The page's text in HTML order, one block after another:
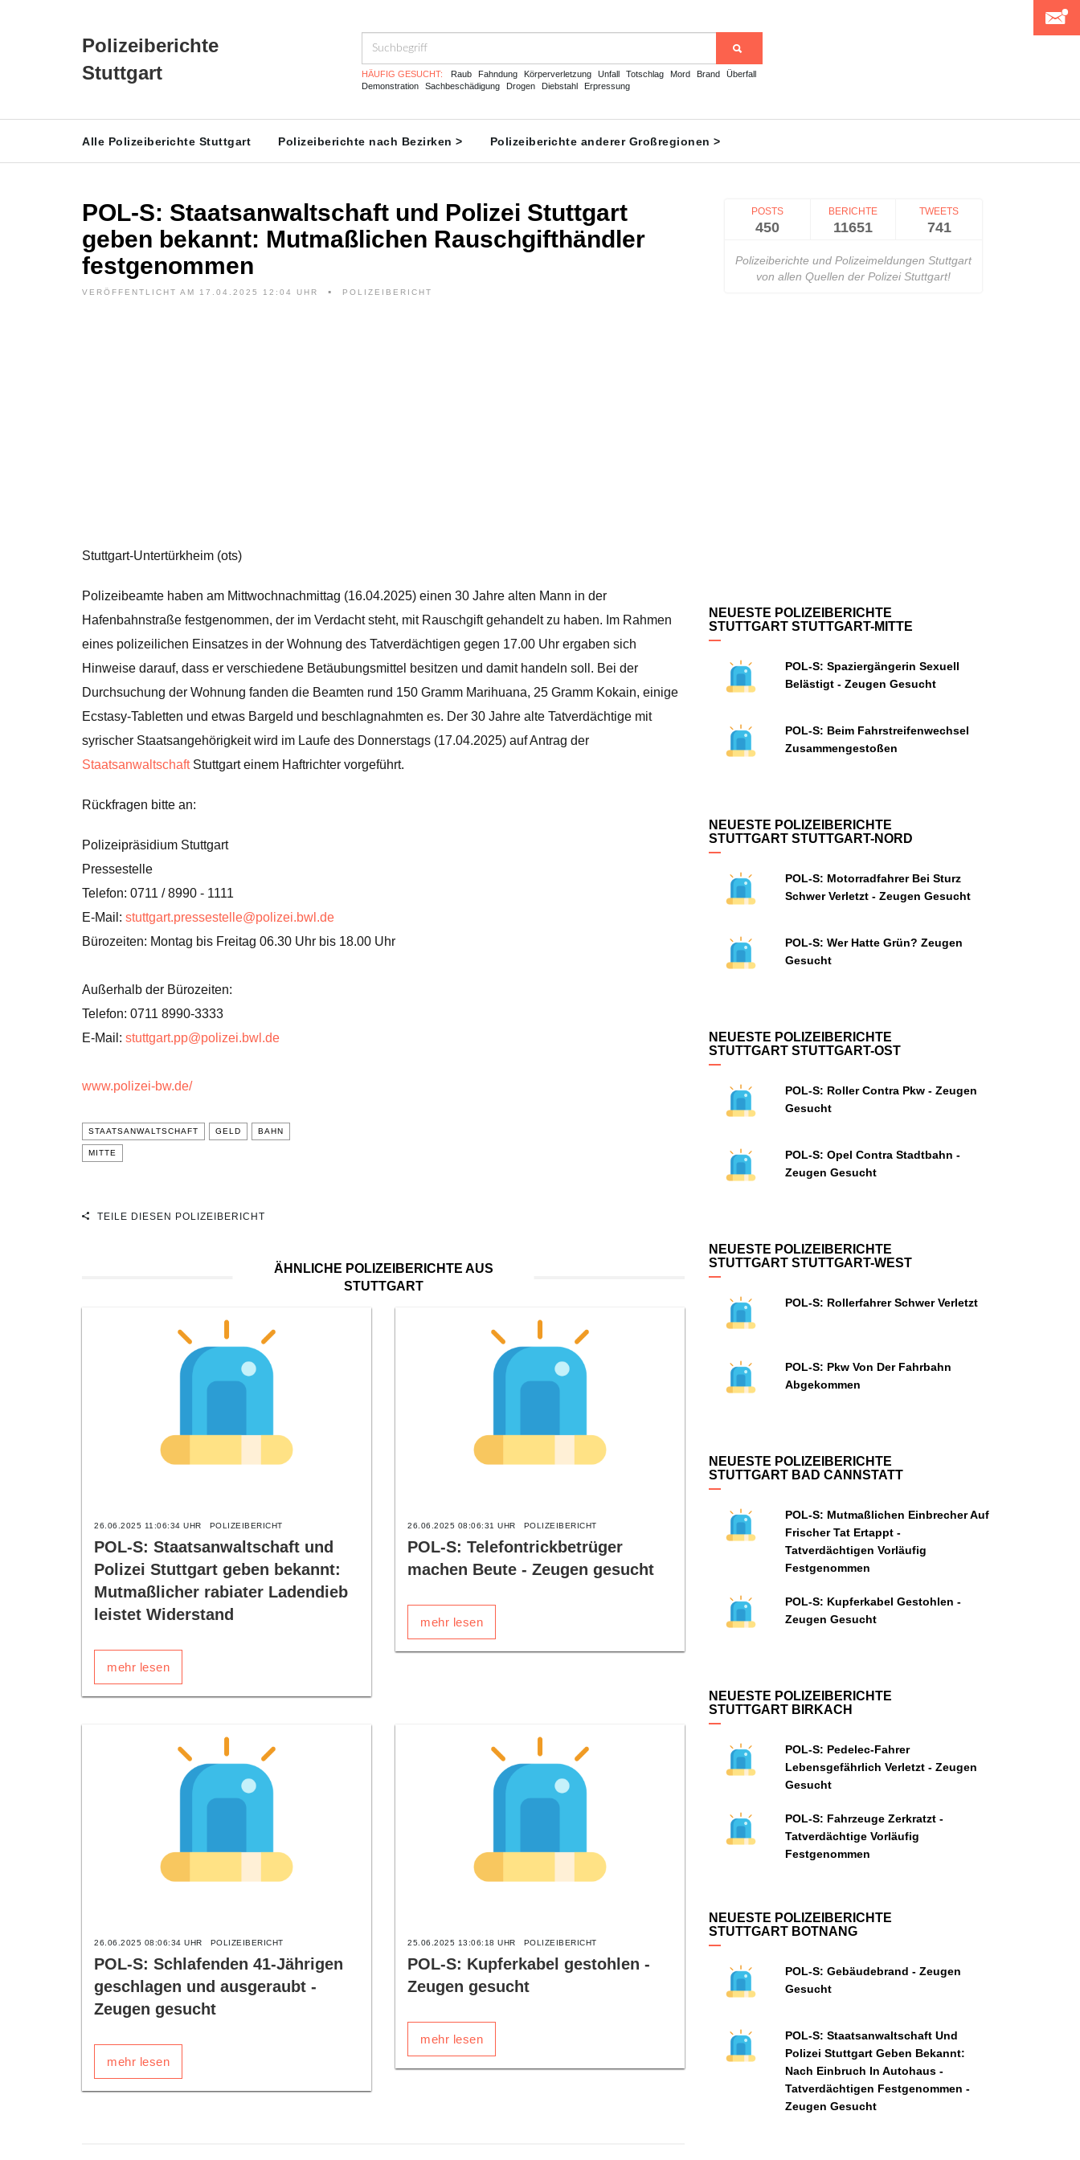
Polizeiberichte
Stuttgart
HÄUFIG GESUCHT: Raub Fahndung Körperverletzung Unfall Totschlag Mord Brand
Überfall
Demonstration
Sachbeschädigung Drogen Diebstahl Erpressung
Alle Polizeiberichte Stuttgart Polizeiberichte nach Bezirken > Polizeiberichte anderer Großregionen >
POL-S: Staatsanwaltschaft und Polizei Stuttgart
geben bekannt: Mutmaßlichen Rauschgifthändler
festgenommen
VERÖFFENTLICHT AM 17.04.2025 12:04 UHR POLIZEIBERICHT
Stuttgart-Untertürkheim (ots)
Polizeibeamte haben am Mittwochnachmittag (16.04.2025) einen 30 Jahre alten Mann in der
Hafenbahnstraße festgenommen, der im Verdacht steht, mit Rauschgift gehandelt zu haben. Im Rahmen
eines polizeilichen Einsatzes in der Wohnung des Tatverdächtigen gegen 17.00 Uhr ergaben sich
Hinweise darauf, dass er verschiedene Betäubungsmittel besitzen und damit handeln soll. Bei der
Durchsuchung der Wohnung fanden die Beamten rund 150 Gramm Marihuana, 25 Gramm Kokain, einige
Ecstasy-Tabletten und etwas Bargeld und beschlagnahmten es. Der 30 Jahre alte Tatverdächtige mit
syrischer Staatsangehörigkeit wird im Laufe des Donnerstags (17.04.2025) auf Antrag der
StaatsanwaltschaftStuttgart einem Haftrichter vorgeführt.
Rückfragen bitte an:
Polizeipräsidium Stuttgart
Pressestelle
Telefon: 0711 / 8990 - 1111
E-Mail: stuttgart.pressestelle@polizei.bwl.de
Bürozeiten: Montag bis Freitag 06.30 Uhr bis 18.00 Uhr
Außerhalb der Bürozeiten:
Telefon: 0711 8990-3333
E-Mail: stuttgart.pp@polizei.bwl.de
www.polizei-bw.de/
STAATSANWALTSCHAFT GELD BAHN
MITTE
TEILE DIESEN POLIZEIBERICHT
ÄHNLICHE POLIZEIBERICHTE AUS
STUTTGART
26.06.2025 11:06:34 UHR POLIZEIBERICHT
POL-S: Staatsanwaltschaft und
Polizei Stuttgart geben bekannt:
Mutmaßlicher rabiater Ladendieb
leistet Widerstand
mehr lesen
26.06.2025 08:06:31 UHR POLIZEIBERICHT
POL-S: Telefontrickbetrüger
machen Beute - Zeugen gesucht
mehr lesen
26.06.2025 08:06:34 UHR POLIZEIBERICHT
POL-S: Schlafenden 41-Jährigen
geschlagen und ausgeraubt -
Zeugen gesucht
mehr lesen
25.06.2025 13:06:18 UHR POLIZEIBERICHT
POL-S: Kupferkabel gestohlen -
Zeugen gesucht
mehr lesen
POSTS
450
BERICHTE
11651
TWEETS
741
Polizeiberichte und Polizeimeldungen Stuttgart
von allen Quellen der Polizei Stuttgart!
NEUESTE POLIZEIBERICHTE
STUTTGART STUTTGART-MITTE
POL-S: Spaziergängerin Sexuell
Belästigt - Zeugen Gesucht
POL-S: Beim Fahrstreifenwechsel
Zusammengestoßen
NEUESTE POLIZEIBERICHTE
STUTTGART STUTTGART-NORD
POL-S: Motorradfahrer Bei Sturz
Schwer Verletzt - Zeugen Gesucht
POL-S: Wer Hatte Grün? Zeugen
Gesucht
NEUESTE POLIZEIBERICHTE
STUTTGART STUTTGART-OST
POL-S: Roller Contra Pkw - Zeugen
Gesucht
POL-S: Opel Contra Stadtbahn -
Zeugen Gesucht
NEUESTE POLIZEIBERICHTE
STUTTGART STUTTGART-WEST
POL-S: Rollerfahrer Schwer Verletzt
POL-S: Pkw Von Der Fahrbahn
Abgekommen
NEUESTE POLIZEIBERICHTE
STUTTGART BAD CANNSTATT
POL-S: Mutmaßlichen Einbrecher Auf
Frischer Tat Ertappt -
Tatverdächtigen Vorläufig
Festgenommen
POL-S: Kupferkabel Gestohlen -
Zeugen Gesucht
NEUESTE POLIZEIBERICHTE
STUTTGART BIRKACH
POL-S: Pedelec-Fahrer
Lebensgefährlich Verletzt - Zeugen
Gesucht
POL-S: Fahrzeuge Zerkratzt -
Tatverdächtige Vorläufig
Festgenommen
NEUESTE POLIZEIBERICHTE
STUTTGART BOTNANG
POL-S: Gebäudebrand - Zeugen
Gesucht
POL-S: Staatsanwaltschaft Und
Polizei Stuttgart Geben Bekannt:
Nach Einbruch In Autohaus -
Tatverdächtigen Festgenommen -
Zeugen Gesucht